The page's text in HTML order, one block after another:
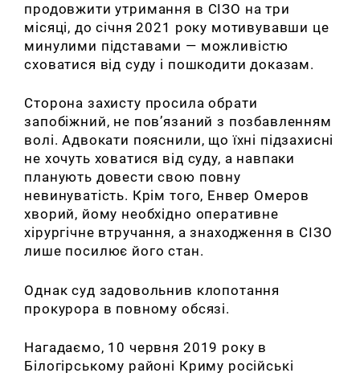
продовжити утримання в СІЗО на три
місяці, до січня 2021 року мотивувавши це
минулими підставами — можливістю
сховатися від суду і пошкодити доказам.
Сторона захисту просила обрати
запобіжний, не пов’язаний з позбавленням
волі. Адвокати пояснили, що їхні підзахисні
не хочуть ховатися від суду, а навпаки
планують довести свою повну
невинуватість. Крім того, Енвер Омеров
хворий, йому необхідно оперативне
хірургічне втручання, а знаходження в СІЗО
лише посилює його стан.
Однак суд задовольнив клопотання
прокурора в повному обсязі.
Нагадаємо, 10 червня 2019 року в
Білогірському районі Криму російські